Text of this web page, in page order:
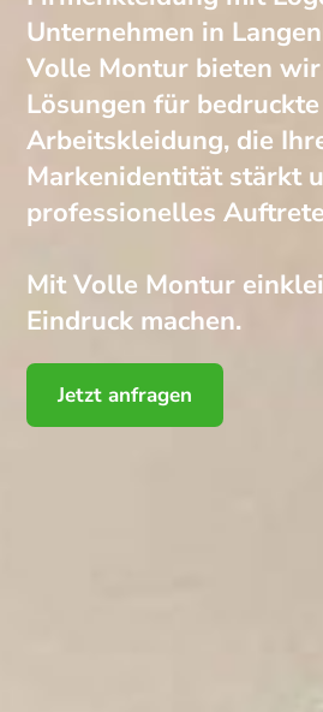
Unternehmen in
Volle Montur bieten
Lösungen für bedruckte
Arbeitskleidung, die
Markenidentität stärkt
professionelles
Mit Volle Montur
Eindruck machen.
Jetzt anfragen